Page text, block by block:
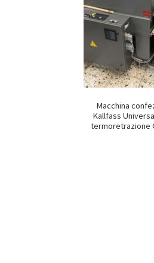
Macchina
Kallfass
termoretrazione